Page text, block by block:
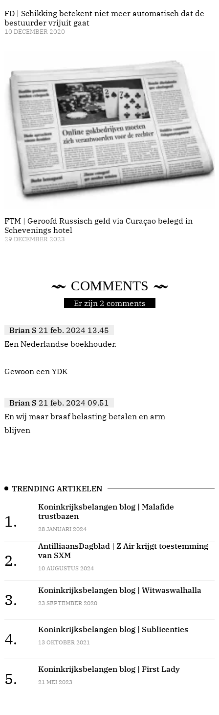
FD | Schikking betekent niet meer automatisch dat de
bestuurder vrijuit gaat
10 DECEMBER 2020
FTM | Geroofd Russisch geld via Curaçao belegd in
Schevenings hotel
29 DECEMBER 2023
COMMENTS
Er zijn 2 comments
Brian S 21 feb. 2024 13.45
Een Nederlandse boekhouder.
Gewoon een YDK
Brian S 21 feb. 2024 09.51
En wij maar braaf belasting betalen en arm
blijven
TRENDING ARTIKELEN
1.
Koninkrijksbelangen blog | Malafide
trustbazen
28 JANUARI 2024
2.
AntilliaansDagblad | Z Air krijgt toestemming
van SXM
10 AUGUSTUS 2024
3.
Koninkrijksbelangen blog | Witwaswalhalla
23 SEPTEMBER 2020
4.
Koninkrijksbelangen blog | Sublicenties
13 OKTOBER 2021
5.
Koninkrijksbelangen blog | First Lady
21 MEI 2023